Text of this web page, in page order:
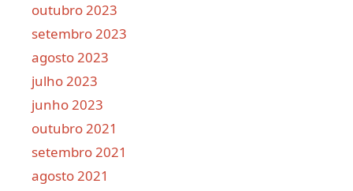
outubro 2023
setembro 2023
agosto 2023
julho 2023
junho 2023
outubro 2021
setembro 2021
agosto 2021